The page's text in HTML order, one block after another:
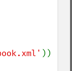
))